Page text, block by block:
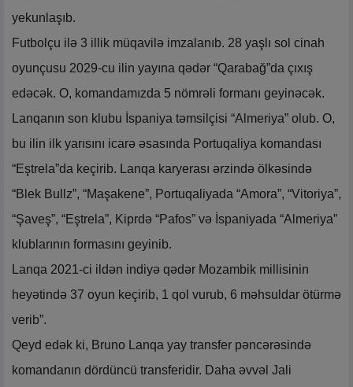
yekunlaşıb.
Futbolçu ilə 3 illik müqavilə imzalanıb. 28 yaşlı sol cinah
oyunçusu 2029-cu ilin yayına qədər “Qarabağ”da çıxış
edəcək. O, komandamızda 5 nömrəli formanı geyinəcək.
Lanqanın son klubu İspaniya təmsilçisi “Almeriya” olub. O,
bu ilin ilk yarısını icarə əsasında Portuqaliya komandası
“Eştrela”da keçirib. Lanqa karyerası ərzində ölkəsində
“Blek Bullz”, “Maşakene”, Portuqaliyada “Amora”, “Vitoriya”,
“Şaveş”, “Eştrela”, Kiprdə “Pafos” və İspaniyada “Almeriya”
klublarının formasını geyinib.
Lanqa 2021-ci ildən indiyə qədər Mozambik millisinin
heyətində 37 oyun keçirib, 1 qol vurub, 6 məhsuldar ötürmə
verib”.
Qeyd edək ki, Bruno Lanqa yay transfer pəncərəsində
komandanın dördüncü transferidir. Daha əvvəl Jali